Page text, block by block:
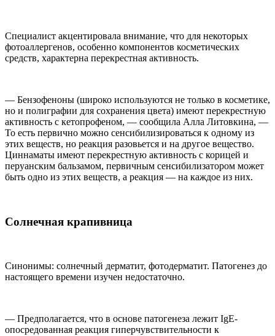
Специалист акцентировала внимание, что для некоторых
фотоаллергенов, особенно компонентов косметических
средств, характерна перекрестная активность.
— Бензофеноны (широко используются не только в косметике,
но и полиграфии для сохранения цвета) имеют перекрестную
активность с кетопрофеном, — сообщила Алла Литовкина, —
То есть первично можно сенсибилизироваться к одному из
этих веществ, но реакция разовьется и на другое вещество.
Циннаматы имеют перекрестную активность с корицей и
перуанским бальзамом, первичным сенсибилизатором может
быть одно из этих веществ, а реакция — на каждое из них.
Солнечная крапивница
Синонимы: солнечный дерматит, фотодерматит. Патогенез до
настоящего времени изучен недостаточно.
— Предполагается, что в основе патогенеза лежит IgE-
опосредованная реакция гиперчувствительности к